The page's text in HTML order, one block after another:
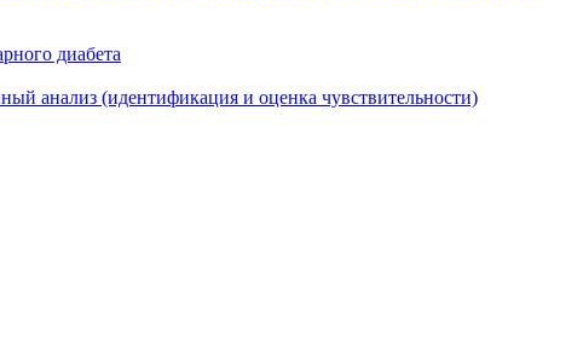
диабета
анализ (идентификация и оценка чувствительности)